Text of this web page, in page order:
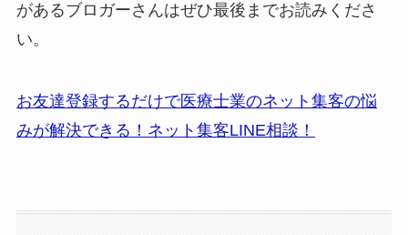
があるブロガーさんはぜひ最後までお読みくださ
い。
お友達登録するだけで医療士業のネット集客の悩
みが解決できる！ネット集客LINE相談！